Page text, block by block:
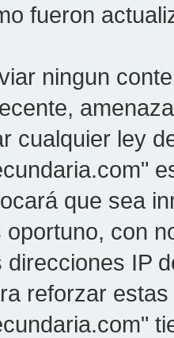
fueron
ningun
cualquier ley
que sea
oportuno, con
direcciones IP
reforzar